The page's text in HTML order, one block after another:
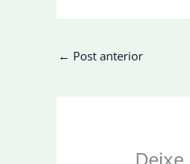
← Post anterior